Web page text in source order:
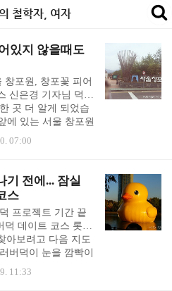
철학자, 여자
있지 않을때도
창포원, 창포꽃 피어
신은경 기자님 덕분
곳 더 알게 되었습
에 있는 서울 창포원
아래에 앉아 담소나
봉산역에 1호선과 7
있었습니다. 창포
포꽃, 아이리스, 붓
었습니다. 봄여름이
정원인가 봅니다.
사시는 분들 좋겠
나왔습니다. 연못에
를 ..
07:00
기 전에... 잠실
스
프로젝트 기간 끝
덕 데이트 코스 롯데
아보려고 다음 지도
버덕이 눈을 깜빡이
프로젝트 http://dma
. 지도에서 깜빡이
11:33